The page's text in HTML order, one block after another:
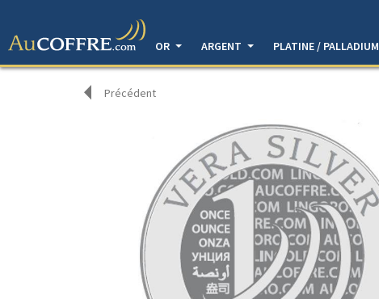
OR
ARGENT PLATINE / PALLADIUM
Précédent